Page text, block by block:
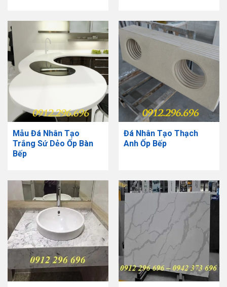
Mẫu Đá Nhân Tạo
Trắng Sứ Dẻo Ốp Bàn
Bếp
Đá Nhân Tạo Thạch
Anh Ốp Bếp